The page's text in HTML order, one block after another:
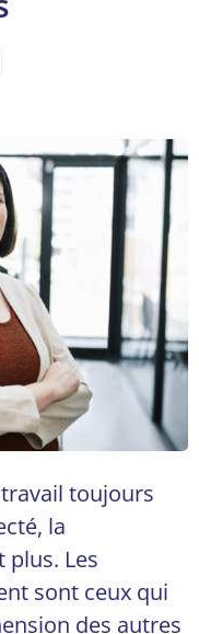
toujours
la
plus. Les
sont ceux qui
des autres